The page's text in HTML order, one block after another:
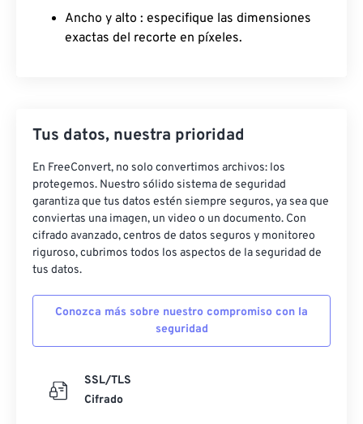
Ancho y alto : especifique las dimensiones
exactas del recorte en píxeles.
Tus datos, nuestra prioridad
En FreeConvert, no solo convertimos archivos: los
protegemos. Nuestro sólido sistema de seguridad
garantiza que tus datos estén siempre seguros, ya sea que
conviertas una imagen, un video o un documento. Con
cifrado avanzado, centros de datos seguros y monitoreo
riguroso, cubrimos todos los aspectos de la seguridad de
tus datos.
Conozca más sobre nuestro compromiso con la
seguridad
SSL/TLS
Cifrado